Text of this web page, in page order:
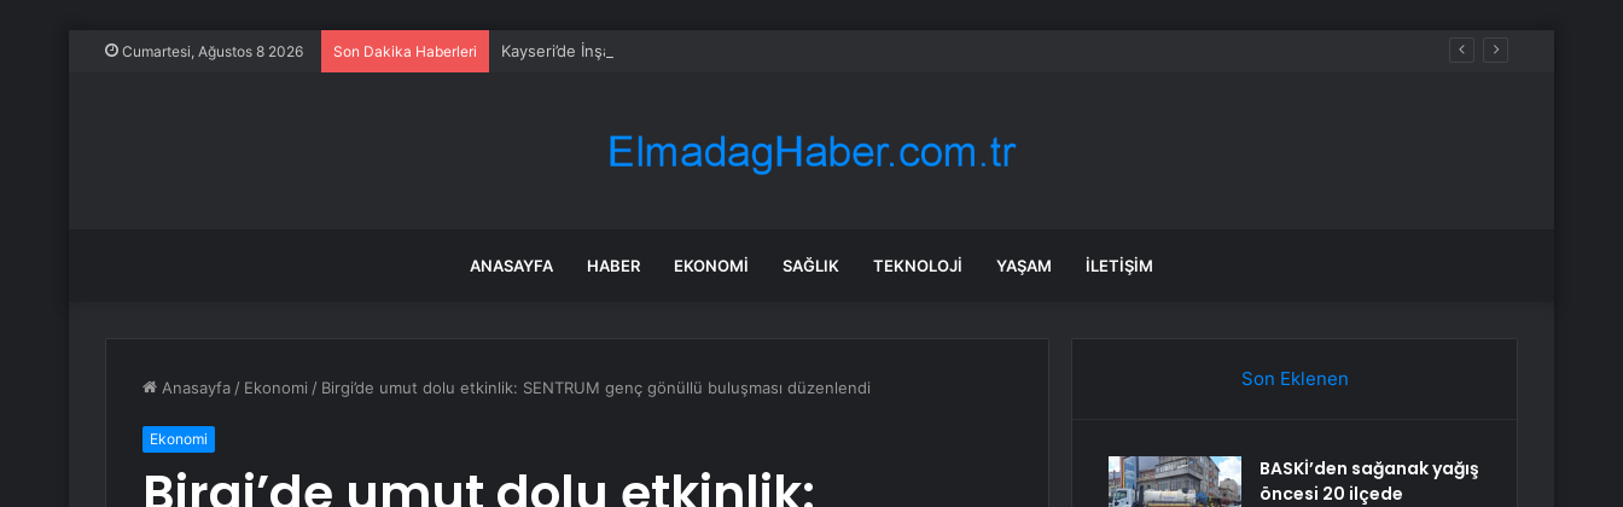
Cumartesi, Ağustos 8 2026 Son Dakika Haberleri Kayseri’de İnşaatta İşçi Hayatını Kaybetti
ANASAYFA HABER EKONOMI SAĞLIK TEKNOLOJI YAŞAM İLETIŞIM
Anasayfa / Ekonomi / Birgi’de umut dolu etkinlik: SENTRUM genç gönüllü buluşması düzenlendi
Ekonomi
Birgi’de umut dolu etkinlik:
Son Eklenen
BASKİ’den sağanak yağış
öncesi 20 ilçede